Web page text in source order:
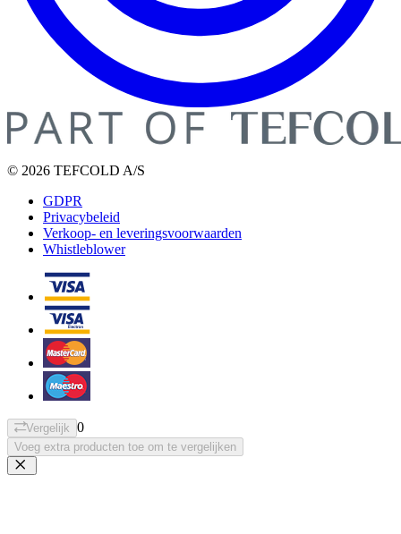
© 2026 TEFCOLD A/S
GDPR
Privacybeleid
Verkoop- en leveringsvoorwaarden
Whistleblower
Vergelijk 0
Voeg extra producten toe om te vergelijken